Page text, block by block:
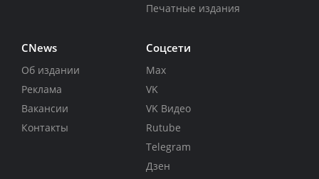
Печатные издания
CNews
Об издании
Реклама
Вакансии
Контакты
Соцсети
Max
VK
VK Видео
Rutube
Telegram
Дзен